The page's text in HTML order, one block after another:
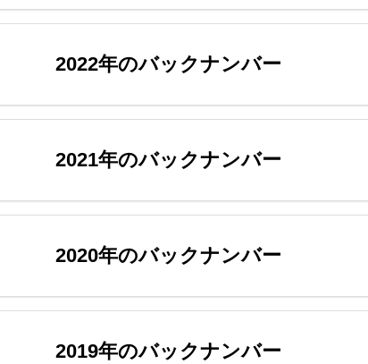
2022年のバックナンバー
2021年のバックナンバー
2020年のバックナンバー
2019年のバックナンバー